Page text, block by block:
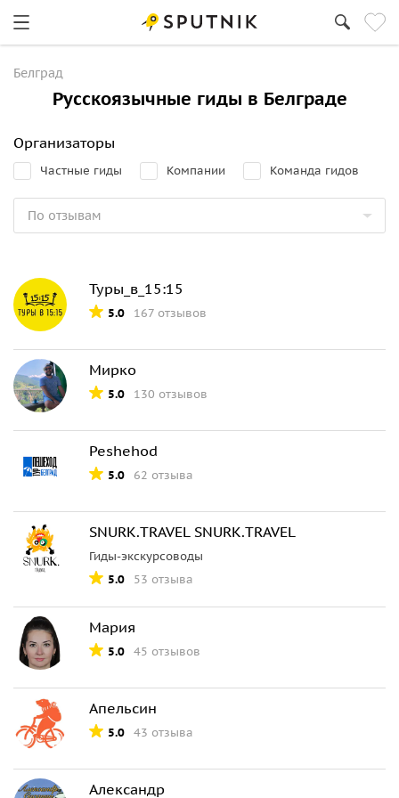
Белград
Русскоязычные гиды в Белграде
Организаторы
Частные гиды Компании Команда гидов
Туры_в_15:15
5.0 167 отзывов
Мирко
5.0 130 отзывов
Peshehod
5.0 62 отзыва
SNURK.TRAVEL SNURK.TRAVEL
Гиды-экскурсоводы
5.0
53 отзыва
Мария
5.0 45 отзывов
Апельсин
5.0 43 отзыва
Александр